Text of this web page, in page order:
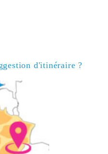
d'itinéraire ?